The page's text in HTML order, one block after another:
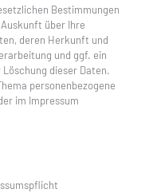
Bestimmungen
über Ihre
deren Herkunft und
und ggf. ein
dieser Daten.
personenbezogene
im Impressum